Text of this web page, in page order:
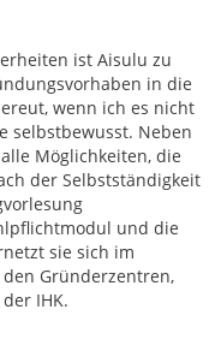
ist Aisulu zu
in die
wenn ich es nicht
selbstbewusst. Neben
Möglichkeiten, die
der Selbstständigkeit
und die
sie sich im
Gründerzentren,
IHK.